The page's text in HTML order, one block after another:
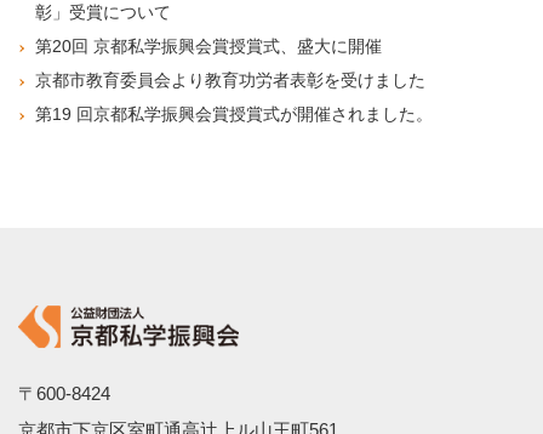
彰」受賞について
第20回 京都私学振興会賞授賞式、盛大に開催
京都市教育委員会より教育功労者表彰を受けました
第19 回京都私学振興会賞授賞式が開催されました。
〒600-8424
京都市下京区室町通高辻上ル山王町561